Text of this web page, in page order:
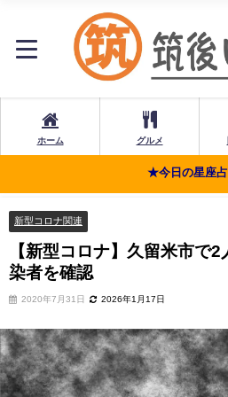
ホーム グルメ
★今日の星座
新型コロナ関連
【新型コロナ】久留米市で
染者を確認
2020年7月31日 2026年1月17日